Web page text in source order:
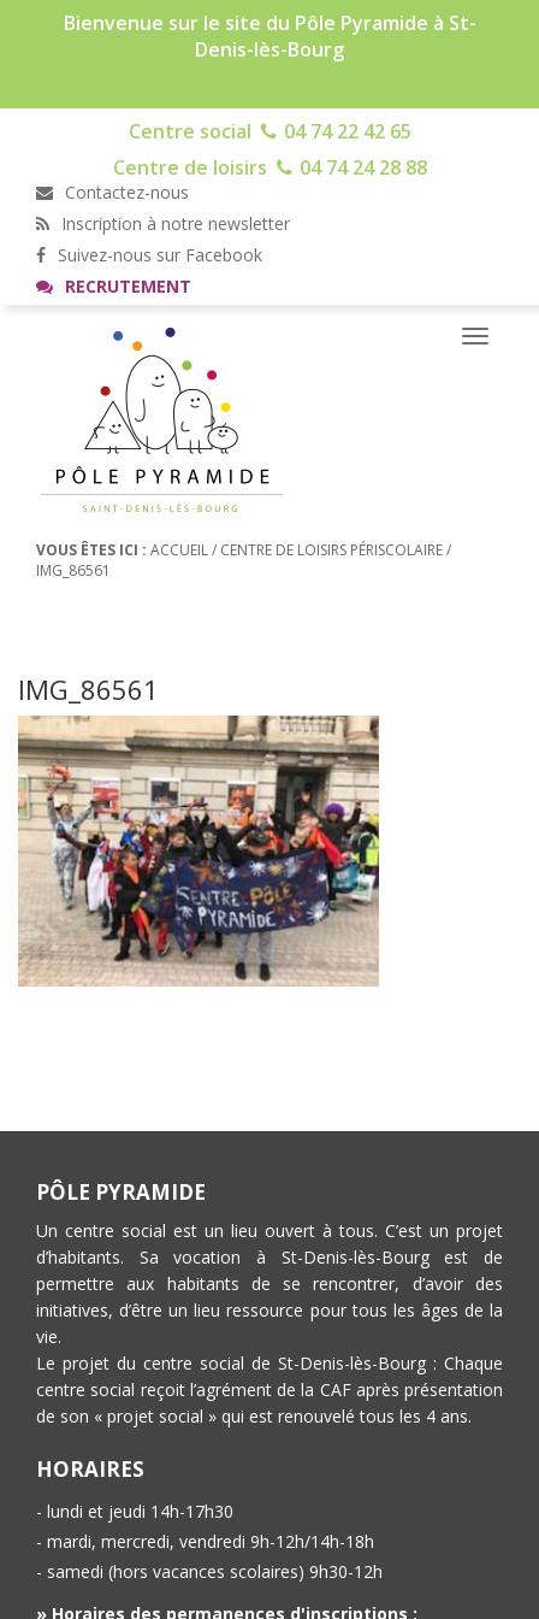
Bienvenue sur le site du Pôle Pyramide à St-
Denis-lès-Bourg
Centre social
04 74 22 42 65
Centre de loisirs
04 74 24 28 88
Contactez-nous
Inscription à notre newsletter
Suivez-nous sur Facebook
RECRUTEMENT
Toggle
VOUS ÊTES ICI : ACCUEIL/ CENTRE DE LOISIRS PÉRISCOLAIRE/
IMG_86561
IMG_86561
PÔLE PYRAMIDE
Un centre social est un lieu ouvert à tous. C’est un projet
d’habitants. Sa vocation à St-Denis-lès-Bourg est de
permettre aux habitants de se rencontrer, d’avoir des
initiatives, d’être un lieu ressource pour tous les âges de la
vie.
Le projet du centre social de St-Denis-lès-Bourg : Chaque
centre social reçoit l’agrément de la CAF après présentation
de son « projet social » qui est renouvelé tous les 4 ans.
HORAIRES
- lundi et jeudi 14h-17h30
- mardi, mercredi, vendredi 9h-12h/14h-18h
- samedi (hors vacances scolaires) 9h30-12h
» Horaires des permanences d'inscriptions :